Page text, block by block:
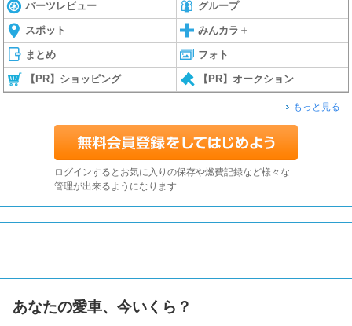
パーツレビュー グループ
スポット みんカラ＋
まとめ フォト
【PR】ショッピング 【PR】オークション
もっと見る
ログインするとお気に入りの保存や燃費記録など様々な
管理が出来るようになります
あなたの愛車、今いくら？